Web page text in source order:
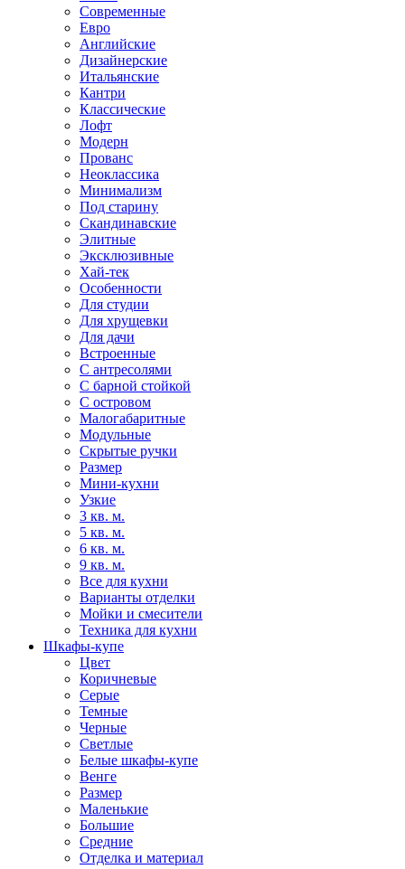
Современные
Евро
Английские
Дизайнерские
Итальянские
Кантри
Классические
Лофт
Модерн
Прованс
Неоклассика
Минимализм
Под старину
Скандинавские
Элитные
Эксклюзивные
Хай-тек
Особенности
Для студии
Для хрущевки
Для дачи
Встроенные
С антресолями
С барной стойкой
С островом
Малогабаритные
Модульные
Скрытые ручки
Размер
Мини-кухни
Узкие
3 кв. м.
5 кв. м.
6 кв. м.
9 кв. м.
Все для кухни
Варианты отделки
Мойки и смесители
Техника для кухни
Шкафы-купе
Цвет
Коричневые
Серые
Темные
Черные
Светлые
Белые шкафы-купе
Венге
Размер
Маленькие
Большие
Средние
Отделка и материал